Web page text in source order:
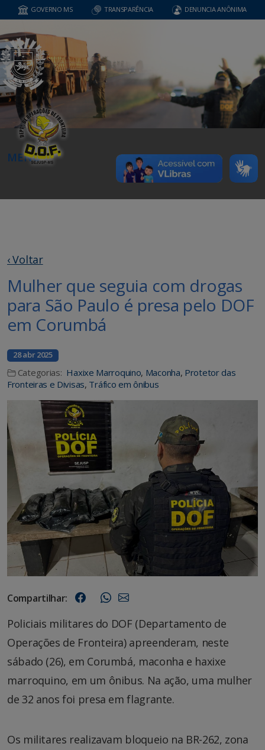
GOVERNO MS TRANSPARÊNCIA DENUNCIA ANÔNIMA
MENU
‹ Voltar
Mulher que seguia com drogas
para São Paulo é presa pelo DOF
em Corumbá
28 abr 2025
Categorias: Haxixe Marroquino, Maconha, Protetor das
Fronteiras e Divisas, Tráfico em ônibus
Compartilhar:
Policiais militares do DOF (Departamento de
Operações de Fronteira) apreenderam, neste
sábado (26), em Corumbá, maconha e haxixe
marroquino, em um ônibus. Na ação, uma mulher
de 32 anos foi presa em flagrante.
Os militares realizavam bloqueio na BR-262, zona